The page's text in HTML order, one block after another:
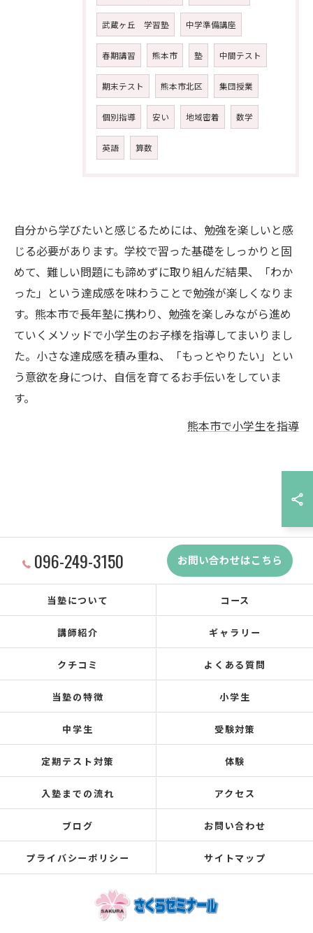
武蔵ヶ丘 学習塾 中学準備講座
春期講習 熊本市 塾 中間テスト
期末テスト 熊本市北区 集団授業
個別指導 安い 地域密着 数学
英語 算数
自分から学びたいと感じるためには、勉強を楽しいと感
じる必要があります。学校で習った基礎をしっかりと固
めて、難しい問題にも諦めずに取り組んだ結果、「わか
った」という達成感を味わうことで勉強が楽しくなりま
す。熊本市で長年塾に携わり、勉強を楽しみながら進め
ていくメソッドで小学生のお子様を指導してまいりまし
た。小さな達成感を積み重ね、「もっとやりたい」とい
う意欲を身につけ、自信を育てるお手伝いをしていま
す。
熊本市で小学生を指導
096-249-3150 お問い合わせはこちら
当塾について コース
講師紹介 ギャラリー
クチコミ よくある質問
当塾の特徴 小学生
中学生 受験対策
定期テスト対策 体験
入塾までの流れ アクセス
ブログ お問い合わせ
プライバシーポリシー サイトマップ